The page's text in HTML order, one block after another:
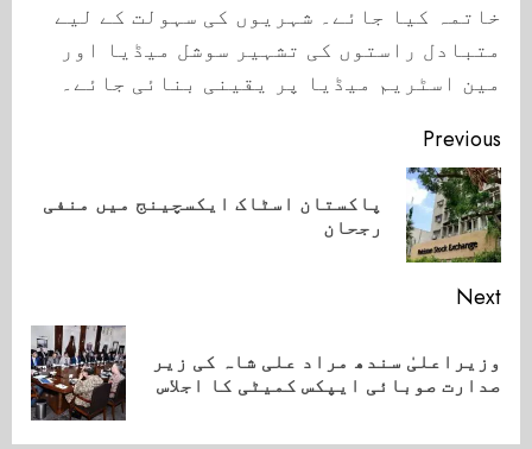
خاتمہ کیا جائے۔ شہریوں کی سہولت کے لیے
متبادل راستوں کی تشہیر سوشل میڈیا اور
مین اسٹریم میڈیا پر یقینی بنائی جائے۔
Continue
Reading
Previous
پاکستان اسٹاک ایکسچینج میں منفی
رجحان
Next
Next
post:
وزیراعلیٰ سندھ مراد علی شاہ کی زیر
صدارت صوبائی ایپکس کمیٹی کا اجلاس